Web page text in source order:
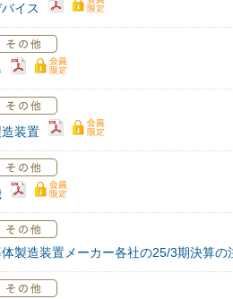
イス
造装置
体製造装置メーカー各社の25/3期決算の